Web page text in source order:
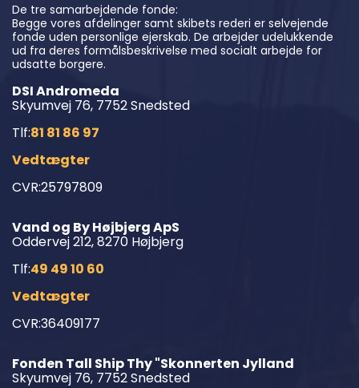
De tre samarbejdende fonde:
Begge vores afdelinger samt skibets rederi er selvejende
fonde uden personlige ejerskab. De arbejder udelukkende
ud fra deres formålsbeskrivelse med socialt arbejde for
udsatte borgere.
DSI Andromeda
Skyumvej 76, 7752 Snedsted
Tlf:81 81 86 97
Vedtægter
CVR:25797809
Vand og By Højbjerg ApS
Oddervej 212, 8270 Højbjerg
Tlf:49 49 10 60
Vedtægter
CVR:36409177
Fonden Tall Ship Thy "Skonnerten Jylland
Skyumvej 76, 7752 Snedsted